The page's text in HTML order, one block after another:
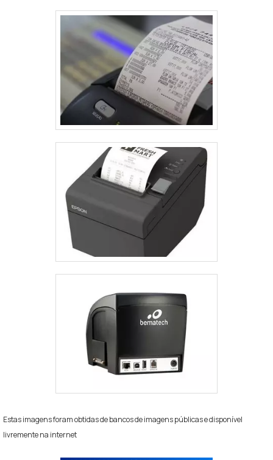
Estas imagens foram obtidas de bancos de imagens públicas e disponível
livremente na internet